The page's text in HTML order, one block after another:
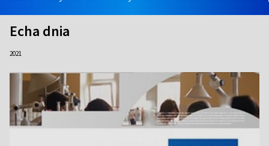
Echa dnia
2021